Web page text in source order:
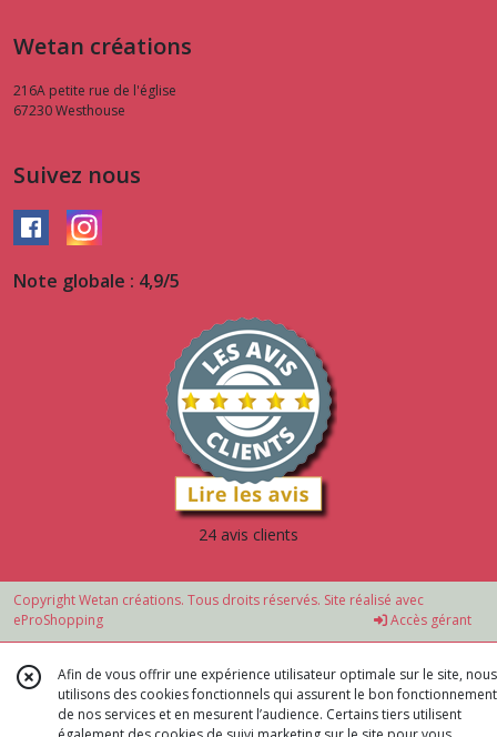
Wetan créations
216A petite rue de l'église
67230Westhouse
Suivez nous
Note globale : 4,9/5
24 avis clients
Copyright Wetan créations. Tous droits réservés. Site réalisé avec
eProShopping
Accès gérant
Afin de vous offrir une expérience utilisateur optimale sur le site, nous
utilisons des cookies fonctionnels qui assurent le bon fonctionnement
de nos services et en mesurent l’audience. Certains tiers utilisent